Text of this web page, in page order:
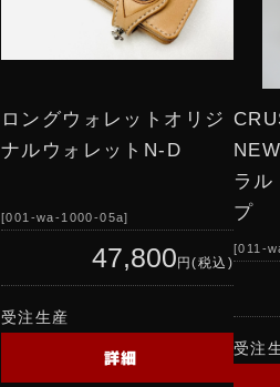
ロングウォレットオリジ
ナルウォレットN-D
001-wa-1000-05a
47,800円(税込)
受注生産
詳細
ラ
プ
011-
受注